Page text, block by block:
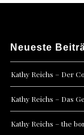
Neueste
Kathy Reichs – Der
Kathy Reichs – Das
Kathy Reichs – the